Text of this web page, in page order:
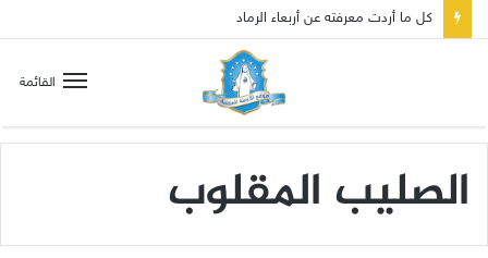
كل ما أردت معرفته عن أربعاء الرماد
القائمة
الصليب المقلوب